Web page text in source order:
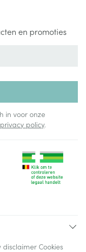
en promoties
in voor onze
privacy policy.
disclaimer Cookies